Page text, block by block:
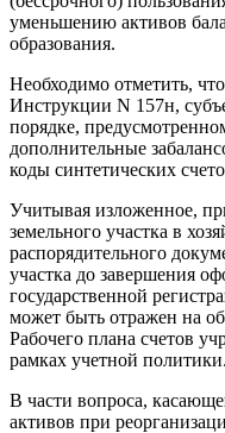
уменьшению активов
образования.
Необходимо отметить,
Инструкции N 157н,
порядке,
дополнительные
коды синтетических
Учитывая изложенное,
земельного участка в
распорядительного
участка до завершения
государственной
может быть отражен на
Рабочего плана счетов
рамках учетной политики.
В части вопроса,
активов при